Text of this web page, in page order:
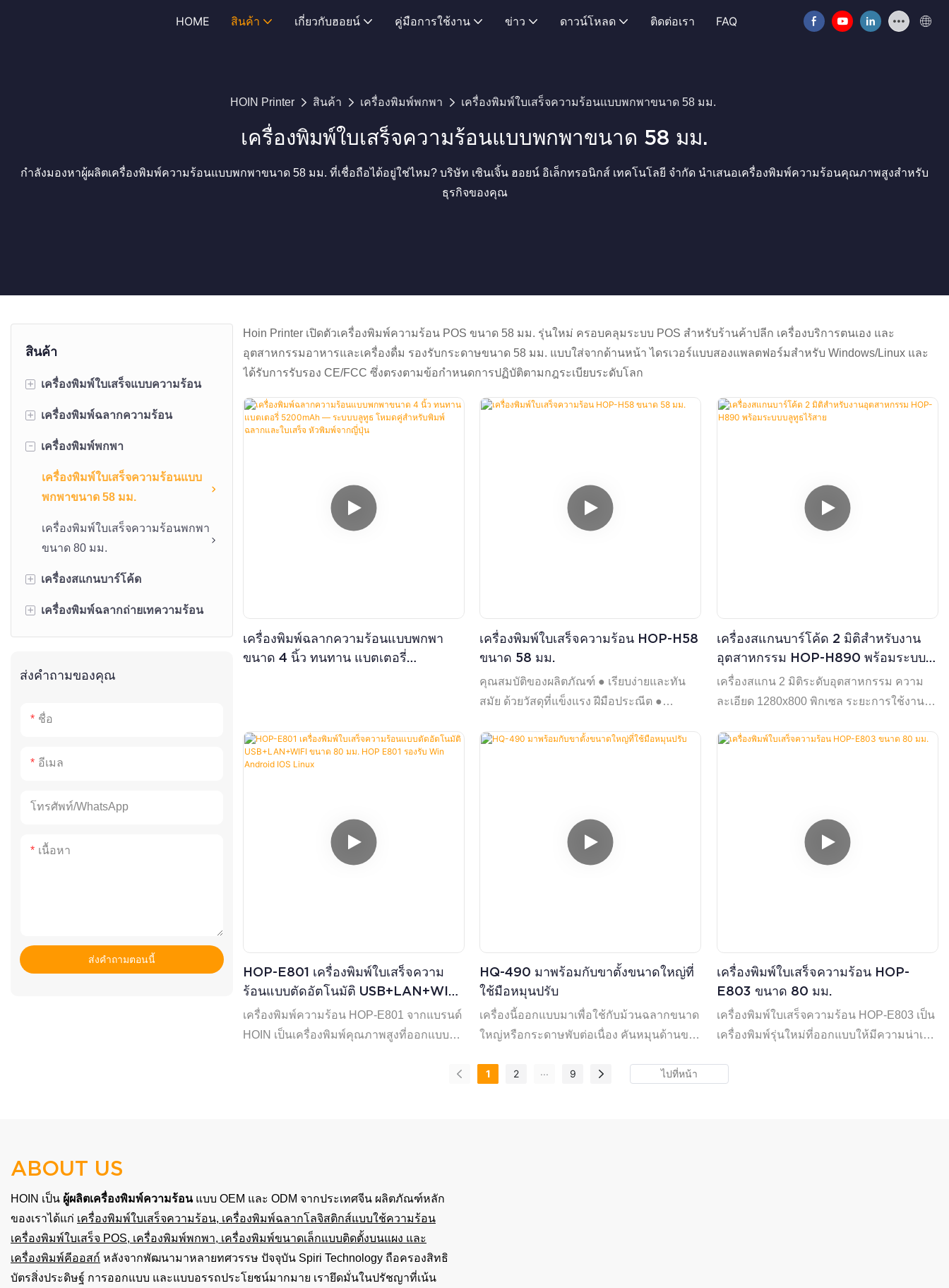
HOME สินค้า เกี่ยวกับฮอยน์ คู่มือการใช้งาน ข่าว ดาวน์โหลด ติดต่อเรา FAQ
HOIN Printer สินค้า เครื่องพิมพ์พกพา เครื่องพิมพ์ใบเสร็จความร้อนแบบพกพาขนาด 58 มม.
เครื่องพิมพ์ใบเสร็จความร้อนแบบพกพาขนาด 58 มม.
กำลังมองหาผู้ผลิตเครื่องพิมพ์ความร้อนแบบพกพาขนาด 58 มม. ที่เชื่อถือได้อยู่ใช่ไหม? บริษัท เซินเจิ้น ฮอยน์ อิเล็กทรอนิกส์ เทคโนโลยี จำกัด นำเสนอเครื่องพิมพ์ความร้อนคุณภาพสูงสำหรับ
ธุรกิจของคุณ
สินค้า
+ เครื่องพิมพ์ใบเสร็จแบบความร้อน
เครื่องพิมพ์ใบเสร็จความร้อนแบบ
เครื่องพิมพ์แผง
+ เครื่องพิมพ์ฉลากความร้อน
เครื่องพิมพ์ฉลากความร้อนขนาด
เครื่องพิมพ์ฉลากความร้อนขนาด
เครื่องพิมพ์ฉลากความร้อนขนาด
- เครื่องพิมพ์พกพา
เครื่องพิมพ์ใบเสร็จความร้อนแบบ
พกพาขนาด 58 มม.
เครื่องพิมพ์ใบเสร็จความร้อนพกพา
ขนาด 80 มม.
+ เครื่องสแกนบาร์โค้ด
เครื่องสแกนบาร์โค้ดแบบพกพา
แพลตฟอร์มสแกนเนอร์
+ เครื่องพิมพ์ฉลากถ่ายเทความร้อน
HOP-HQ490
ส่งคำถามของคุณ
ชื่อ
อีเมล
โทรศัพท์/WhatsApp
เนื้อหา
ส่งคำถามตอนนี้
Hoin Printer เปิดตัวเครื่องพิมพ์ความร้อน POS ขนาด 58 มม. รุ่นใหม่ ครอบคลุมระบบ POS สำหรับร้านค้าปลีก เครื่องบริการตนเอง และ
อุตสาหกรรมอาหารและเครื่องดื่ม รองรับกระดาษขนาด 58 มม. แบบใส่จากด้านหน้า ไดรเวอร์แบบสองแพลตฟอร์มสำหรับ Windows/Linux และ
ได้รับการรับรอง CE/FCC ซึ่งตรงตามข้อกำหนดการปฏิบัติตามกฎระเบียบระดับโลก
เครื่องพิมพ์ฉลากความร้อนแบบพกพา
ขนาด 4 นิ้ว ทนทาน แบตเตอรี่
เครื่องพิมพ์ใบเสร็จความร้อน HOP-H58
ขนาด 58 มม.
คุณสมบัติของผลิตภัณฑ์ ● เรียบง่ายและทัน
สมัย ​​ด้วยวัสดุที่แข็งแรง ฝีมือประณีต ●
และสะดวก ● การออกแบบแหล่งจ่ายไฟในตัว
แบบอักษรขนาดใหญ่ GB18030 พิมพ์อักขระที่
ไม่ธรรมดาได้ง่าย ● รองรับการพิมพ์หลาย
ภาษา เหมาะสำหรับผู้ใช้ทั่วโลก ● รองรับการ
เครื่องสแกนบาร์โค้ด 2 มิติสำหรับงาน
อุตสาหกรรม HOP-H890 พร้อมระบบ
บลูทูธไร้สาย
เครื่องสแกน 2 มิติระดับอุตสาหกรรม ความ
ละเอียด 1280x800 พิกเซล ระยะการใช้งานไร้
รองรับสามโหมด USB/2.4G/Bluetooth 4.0
HOP-E801 เครื่องพิมพ์ใบเสร็จความ
ร้อนแบบตัดอัตโนมัติ USB+LAN+WIFI
ขนาด 80 มม. HOP E801 รองรับ Win
Android IOS Linux
เครื่องพิมพ์ความร้อน HOP-E801 จากแบรนด์
HOIN เป็นเครื่องพิมพ์คุณภาพสูงที่ออกแบบมา
HQ-490 มาพร้อมกับขาตั้งขนาดใหญ่ที่
ใช้มือหมุนปรับ
เครื่องนี้ออกแบบมาเพื่อใช้กับม้วนฉลากขนาด
ใหญ่หรือกระดาษพับต่อเนื่อง คันหมุนด้านขวา
กรอแผ่นรอง (กระดาษรองด้านหลัง) กลับได้
เครื่องพิมพ์ใบเสร็จความร้อน HOP-
E803 ขนาด 80 มม.
เครื่องพิมพ์ใบเสร็จความร้อน HOP-E803 เป็น
เครื่องพิมพ์รุ่นใหม่ที่ออกแบบให้มีความน่าเชื่อ
1 2 ... 9
ABOUT US
HOIN เป็น ผู้ผลิตเครื่องพิมพ์ความร้อนแบบ OEM และ ODM จากประเทศจีน ผลิตภัณฑ์หลัก
ของเราได้แก่ เครื่องพิมพ์ใบเสร็จความร้อน, เครื่องพิมพ์ฉลากโลจิสติกส์แบบใช้ความร้อน
เครื่องพิมพ์ใบเสร็จ POS, เครื่องพิมพ์พกพา, เครื่องพิมพ์ขนาดเล็กแบบติดตั้งบนแผง และ
เครื่องพิมพ์คีออสก์ หลังจากพัฒนามาหลายทศวรรษ ปัจจุบัน Spiri Technology ถือครองสิทธิ
บัตรสิ่งประดิษฐ์ การออกแบบ และแบบอรรถประโยชน์มากมาย เรายึดมั่นในปรัชญาที่เน้น